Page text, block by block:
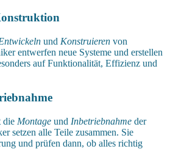
und Konstruieren von
entwerfen neue Systeme und erstellen
auf Funktionalität, Effizienz und
die Montage und Inbetriebnahme der
setzen alle Teile zusammen. Sie
und prüfen dann, ob alles richtig